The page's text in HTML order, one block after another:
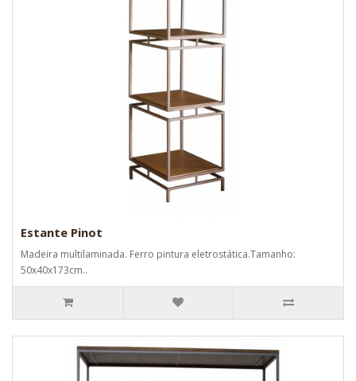
Estante Pinot
Madeira multilaminada. Ferro pintura eletrostática.Tamanho:
50x40x173cm..